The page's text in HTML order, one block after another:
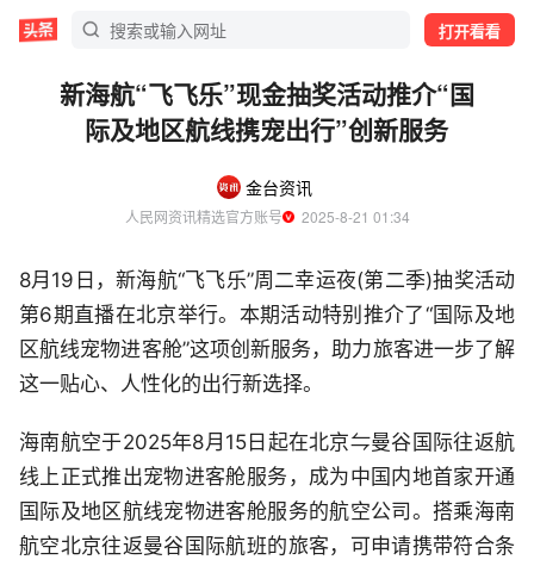
打开看看
新海航“飞飞乐”现金抽奖活动推介“国
际及地区航线携宠出行”创新服务
金台资讯
人民网资讯精选官方账号
  2025-8-21 01:34
8月19日，新海航“飞飞乐”周二幸运夜(第二季)抽奖活动
第6期直播在北京举行。本期活动特别推介了“国际及地
区航线宠物进客舱”这项创新服务，助力旅客进一步了解
这一贴心、人性化的出行新选择。
海南航空于2025年8月15日起在北京⇋曼谷国际往返航
线上正式推出宠物进客舱服务，成为中国内地首家开通
国际及地区航线宠物进客舱服务的航空公司。搭乘海南
航空北京往返曼谷国际航班的旅客，可申请携带符合条